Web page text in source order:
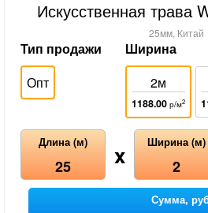
Искусственная трава
25мм, Китай
Тип продажи
Опт
Ширина
2м
1188.00 р/м2
Длина (м)
25 x Ширина (м)
2
Сумма,